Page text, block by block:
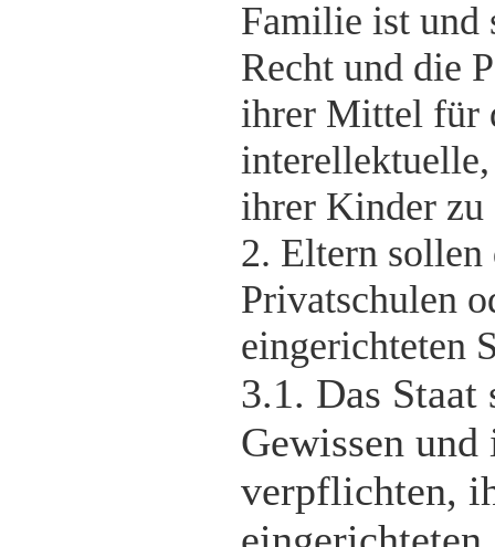
Familie ist und
Recht und die
ihrer Mittel für
ihrer Kinder zu
2. Eltern sollen
Privatschulen
eingerichteten
3.1. Das
Gewissen
verpflichten,